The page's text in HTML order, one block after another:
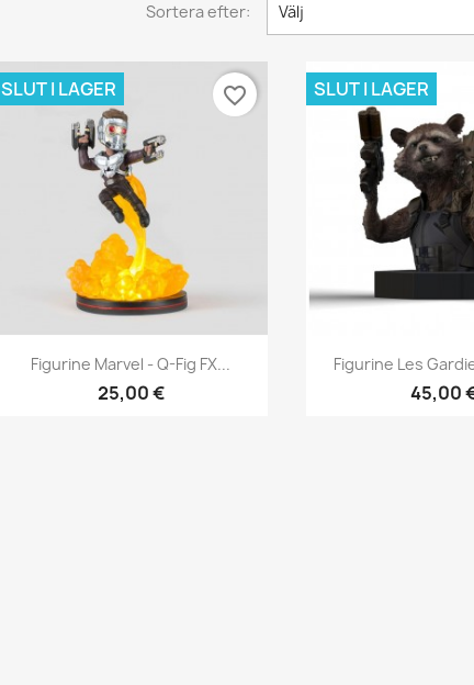
Sortera efter: Välj
Snabbvy
Figurine Marvel - Q-Fig FX...
25,00 €
SLUT I LAGER favorite_border

Figurine Les
45,00
SLUT I LAGER